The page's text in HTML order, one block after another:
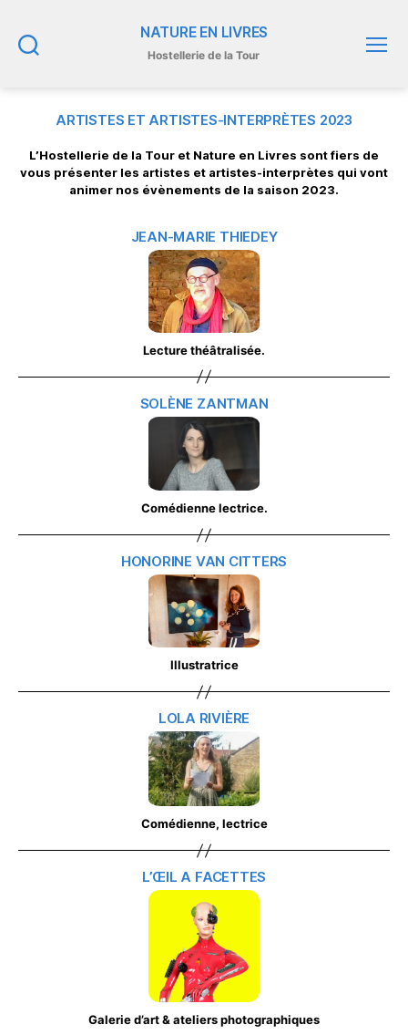
NATURE EN LIVRES
Hostellerie de la Tour
ARTISTES ET ARTISTES-INTERPRÈTES 2023
L’Hostellerie de la Tour et Nature en Livres sont fiers de
vous présenter les artistes et artistes-interprètes qui vont
animer nos évènements de la saison 2023.
JEAN-MARIE THIEDEY
Lecture théâtralisée.
SOLÈNE ZANTMAN
Comédienne lectrice.
HONORINE VAN CITTERS
Illustratrice
LOLA RIVIÈRE
Comédienne, lectrice
L’ŒIL A FACETTES
Galerie d’art & ateliers photographiques